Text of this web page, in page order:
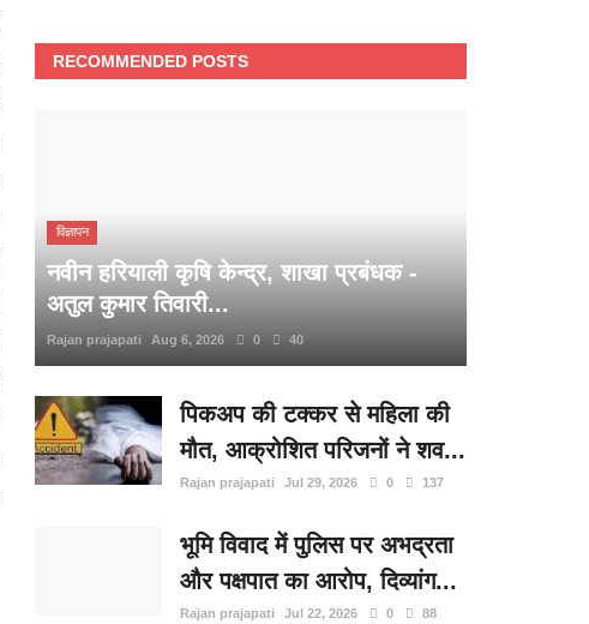
RECOMMENDED POSTS
विज्ञापन
नवीन हरियाली कृषि केन्द्र, शाखा प्रबंधक -
अतुल कुमार तिवारी...
Rajan prajapati Aug 6, 2026 0 40
पिकअप की टक्कर से महिला की
मौत, आक्रोशित परिजनों ने शव...
Rajan prajapati Jul 29, 2026 0 137
भूमि विवाद में पुलिस पर अभद्रता
और पक्षपात का आरोप, दिव्यांग...
Rajan prajapati Jul 22, 2026 0 88